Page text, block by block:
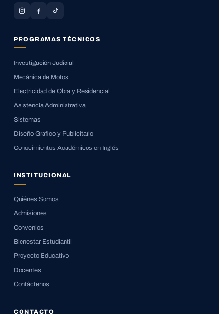
PROGRAMAS TÉCNICOS
Investigación Judicial
Mecánica de Motos
Electricidad de Obra y Residencial
Asistencia Administrativa
Sistemas
Diseño Gráfico y Publicitario
Conocimientos Académicos en Inglés
INSTITUCIONAL
Quiénes Somos
Admisiones
Convenios
Bienestar Estudiantil
Proyecto Educativo
Docentes
Contáctenos
CONTACTO